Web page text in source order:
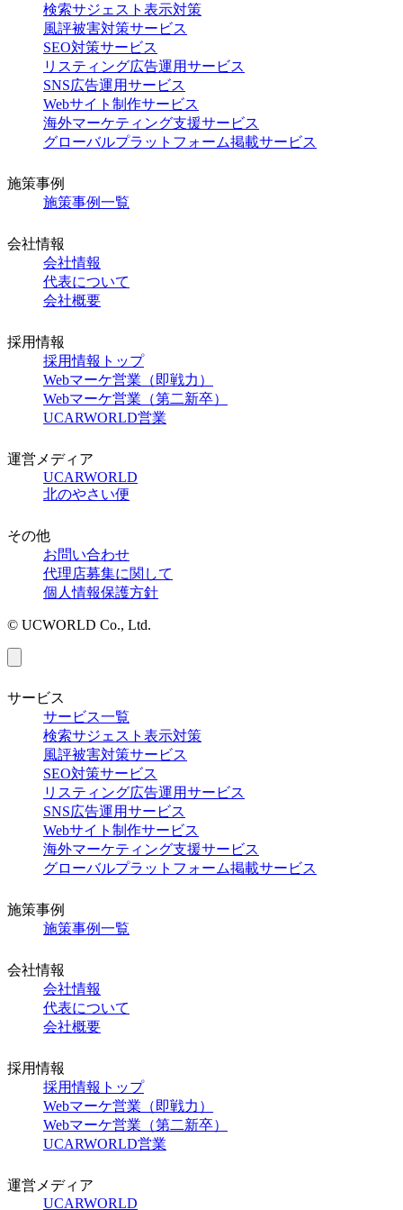
検索サジェスト表示対策
風評被害対策サービス
SEO対策サービス
リスティング広告運用サービス
SNS広告運用サービス
Webサイト制作サービス
海外マーケティング支援サービス
グローバルプラットフォーム掲載サービス
施策事例
施策事例一覧
会社情報
会社情報
代表について
会社概要
採用情報
採用情報トップ
Webマーケ営業（即戦力）
Webマーケ営業（第二新卒）
UCARWORLD営業
運営メディア
UCARWORLD
北のやさい便
その他
お問い合わせ
代理店募集に関して
個人情報保護方針
© UCWORLD Co., Ltd.
サービス
サービス一覧
検索サジェスト表示対策
風評被害対策サービス
SEO対策サービス
リスティング広告運用サービス
SNS広告運用サービス
Webサイト制作サービス
海外マーケティング支援サービス
グローバルプラットフォーム掲載サービス
施策事例
施策事例一覧
会社情報
会社情報
代表について
会社概要
採用情報
採用情報トップ
Webマーケ営業（即戦力）
Webマーケ営業（第二新卒）
UCARWORLD営業
運営メディア
UCARWORLD